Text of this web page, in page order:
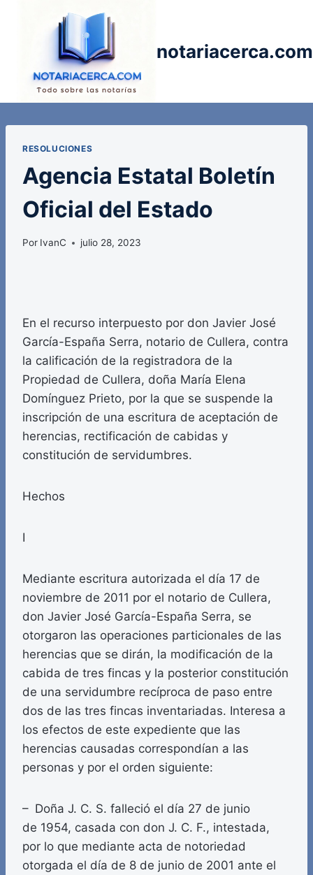
notariacerca.com
RESOLUCIONES
Agencia Estatal Boletín
Oficial del Estado
Por IvanC julio 28, 2023
En el recurso interpuesto por don Javier José
García-España Serra, notario de Cullera, contra
la calificación de la registradora de la
Propiedad de Cullera, doña María Elena
Domínguez Prieto, por la que se suspende la
inscripción de una escritura de aceptación de
herencias, rectificación de cabidas y
constitución de servidumbres.
Hechos
I
Mediante escritura autorizada el día 17 de
noviembre de 2011 por el notario de Cullera,
don Javier José García-España Serra, se
otorgaron las operaciones particionales de las
herencias que se dirán, la modificación de la
cabida de tres fincas y la posterior constitución
de una servidumbre recíproca de paso entre
dos de las tres fincas inventariadas. Interesa a
los efectos de este expediente que las
herencias causadas correspondían a las
personas y por el orden siguiente:
– Doña J. C. S. falleció el día 27 de junio
de 1954, casada con don J. C. F., intestada,
por lo que mediante acta de notoriedad
otorgada el día de 8 de junio de 2001 ante el